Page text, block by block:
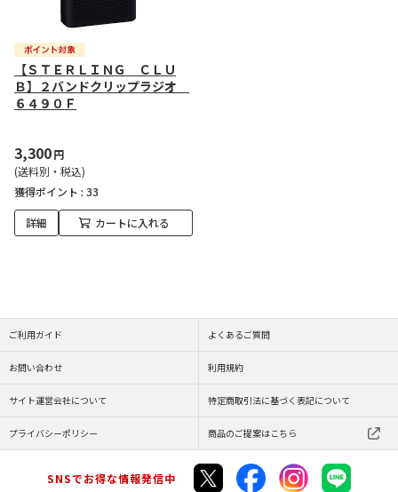
【ＳＴＥＲＬＩＮＧ ＣＬＵ
Ｂ】２バンドクリップラジオ
６４９０Ｆ
3,300円
(送料別・税込)
獲得ポイント : 33
詳細 カートに入れる
ご利用ガイド よくあるご質問
お問い合わせ 利用規約
サイト運営会社について 特定商取引法に基づく表記について
プライバシーポリシー 商品のご提案はこちら
SNSでお得な情報発信中